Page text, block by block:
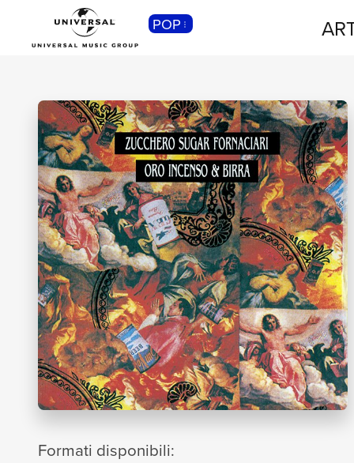
POP
Formati disponibili:
CLASSICA